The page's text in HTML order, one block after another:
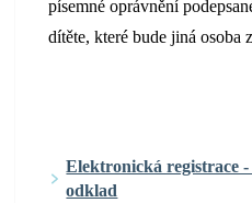
písemné oprávnění
dítěte, které bude jiná osoba
Elektronická registrace
odklad